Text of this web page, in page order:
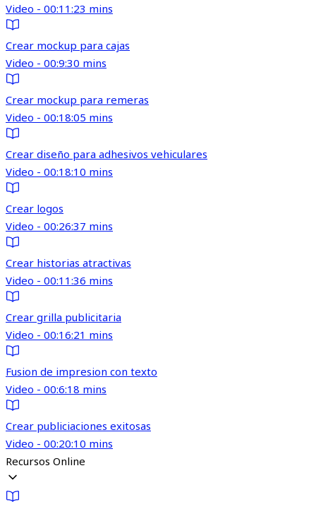
Video - 00:11:23 mins
Crear mockup para cajas
Video - 00:9:30 mins
Crear mockup para remeras
Video - 00:18:05 mins
Crear diseño para adhesivos vehiculares
Video - 00:18:10 mins
Crear logos
Video - 00:26:37 mins
Crear historias atractivas
Video - 00:11:36 mins
Crear grilla publicitaria
Video - 00:16:21 mins
Fusion de impresion con texto
Video - 00:6:18 mins
Crear publiciaciones exitosas
Video - 00:20:10 mins
Recursos Online